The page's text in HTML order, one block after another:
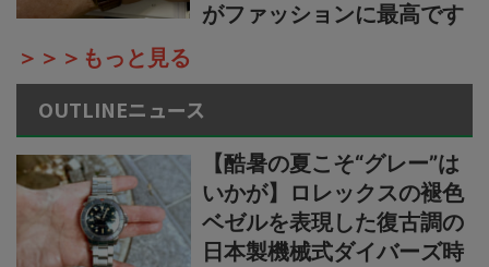
がファッションに最高です
＞＞＞もっと見る
OUTLINEニュース
【酷暑の夏こそ“グレー”は
いかが】ロレックスの褪色
ベゼルを表現した復古調の
日本製機械式ダイバーズ時